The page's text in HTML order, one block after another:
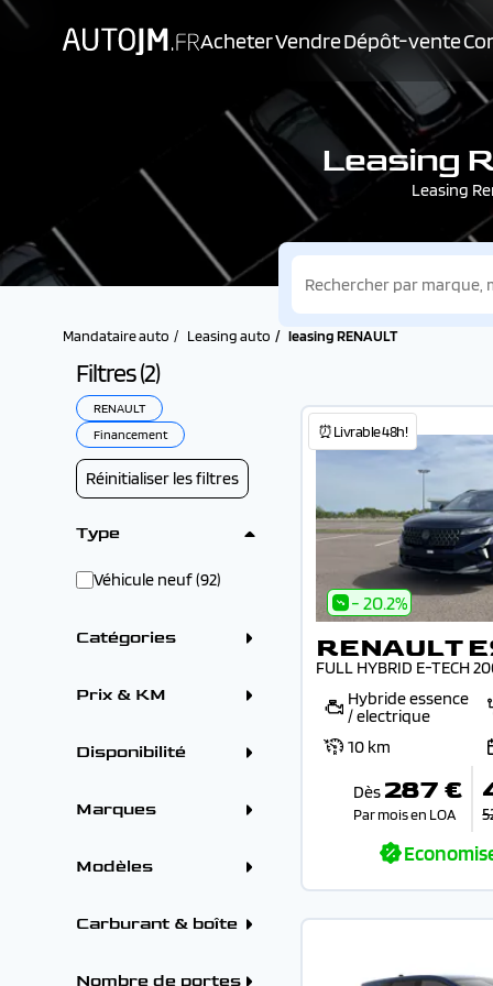
AcheterVendreDépôt-vente
Leasing
Leasing
Mandataire auto Leasing auto leasing RENAULT
Filtres (2)
RENAULT
Financement
Réinitialiser les filtres
Type
Véhicule neuf (92)
Catégories
Citadine (10)
Prix & KM
Tarif mensuel
Disponibilité
Marques
CITROEN (75)
DS (18)
OMODA (1)
TOYOTA (3)
Modèles
RENAULT
RENAULT AUSTRAL
Carburant & boîte
Hybride (87)
Nombre de portes
⏰Livrable 48h!
- 20.2%
RENAULT
FULL HYBRID E-TECH
Hybride essence
/ electrique
10 km
Dès 287 €
Par mois en LOA